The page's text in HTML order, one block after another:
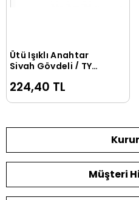
Sepete Ekle
Ütü Işıklı Anahtar
Siyah Gövdeli / TY
224,40 TL
Müşteri